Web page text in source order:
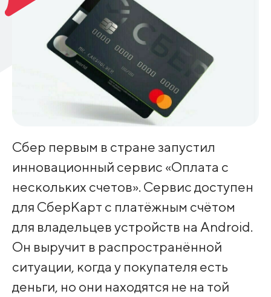
Сбер первым в стране запустил
инновационный сервис «Оплата с
нескольких счетов». Сервис доступен
для СберКарт с платёжным счётом
для владельцев устройств на Android.
Он выручит в распространённой
ситуации, когда у покупателя есть
деньги, но они находятся не на той